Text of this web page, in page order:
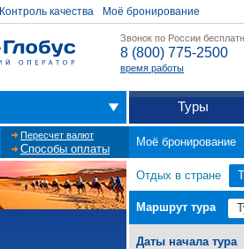
Контроль качества Моё бронирование
Звонок по России
8 (800) 775-2500
время работы
Туры
Пересчет валют
Способы оплаты
Моё бронирование
Отдых в стране
Маршрут тура
Даты начала тура